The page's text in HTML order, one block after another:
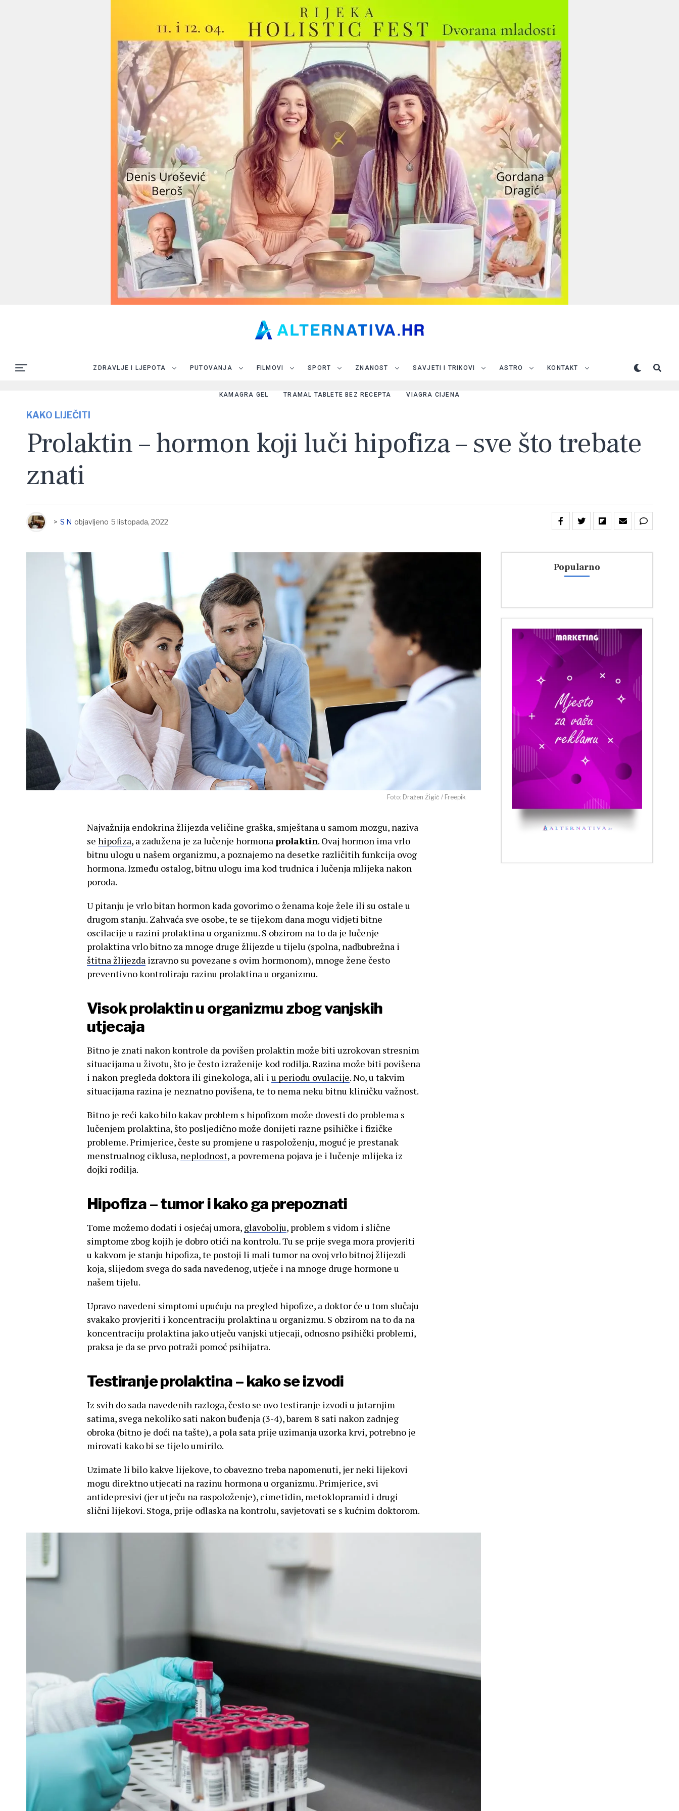
ZDRAVLJE I LJEPOTA PUTOVANJA FILMOVI SPORT ZNANOST SAVJETI I TRIKOVI ASTRO KONTAKT
KAMAGRA GEL TRAMAL TABLETE BEZ RECEPTA VIAGRA CIJENA
KAKO LIJEČITI
Prolaktin – hormon koji luči hipofiza – sve što trebate
znati
> S N objavljeno 5 listopada, 2022
Foto: Dražen Žigić / Freepik
Najvažnija endokrina žlijezda veličine graška, smještana u samom mozgu, naziva
se hipofiza, a zadužena je za lučenje hormonaprolaktin. Ovaj hormon ima vrlo
bitnu ulogu u našem organizmu, a poznajemo na desetke različitih funkcija ovog
hormona. Između ostalog, bitnu ulogu ima kod trudnica i lučenja mlijeka nakon
poroda.
U pitanju je vrlo bitan hormon kada govorimo o ženama koje žele ili su ostale u
drugom stanju. Zahvaća sve osobe, te se tijekom dana mogu vidjeti bitne
oscilacije u razini prolaktina u organizmu. S obzirom na to da je lučenje
prolaktina vrlo bitno za mnoge druge žlijezde u tijelu (spolna, nadbubrežna i
štitna žlijezda izravno su povezane s ovim hormonom), mnoge žene često
preventivno kontroliraju razinu prolaktina u organizmu.
Visok prolaktin u organizmu zbog vanjskih
utjecaja
Bitno je znati nakon kontrole da povišen prolaktin može biti uzrokovan stresnim
situacijama u životu, što je često izraženije kod rodilja. Razina može biti povišena
i nakon pregleda doktora ili ginekologa, ali i u periodu ovulacije. No, u takvim
situacijama razina je neznatno povišena, te to nema neku bitnu kliničku važnost.
Bitno je reći kako bilo kakav problem s hipofizom može dovesti do problema s
lučenjem prolaktina, što posljedično može donijeti razne psihičke i fizičke
probleme. Primjerice, česte su promjene u raspoloženju, moguć je prestanak
menstrualnog ciklusa, neplodnost, a povremena pojava je i lučenje mlijeka iz
dojki rodilja.
Hipofiza – tumor i kako ga prepoznati
Tome možemo dodati i osjećaj umora, glavobolju, problem s vidom i slične
simptome zbog kojih je dobro otići na kontrolu. Tu se prije svega mora provjeriti
u kakvom je stanju hipofiza, te postoji li mali tumor na ovoj vrlo bitnoj žlijezdi
koja, slijedom svega do sada navedenog, utječe i na mnoge druge hormone u
našem tijelu.
Upravo navedeni simptomi upućuju na pregled hipofize, a doktor će u tom slučaju
svakako provjeriti i koncentraciju prolaktina u organizmu. S obzirom na to da na
koncentraciju prolaktina jako utječu vanjski utjecaji, odnosno psihički problemi,
praksa je da se prvo potraži pomoć psihijatra.
Testiranje prolaktina – kako se izvodi
Iz svih do sada navedenih razloga, često se ovo testiranje izvodi u jutarnjim
satima, svega nekoliko sati nakon buđenja (3-4), barem 8 sati nakon zadnjeg
obroka (bitno je doći na tašte), a pola sata prije uzimanja uzorka krvi, potrebno je
mirovati kako bi se tijelo umirilo.
Uzimate li bilo kakve lijekove, to obavezno treba napomenuti, jer neki lijekovi
mogu direktno utjecati na razinu hormona u organizmu. Primjerice, svi
antidepresivi (jer utječu na raspoloženje), cimetidin, metoklopramid i drugi
slični lijekovi. Stoga, prije odlaska na kontrolu, savjetovati se s kućnim doktorom.
Popularno